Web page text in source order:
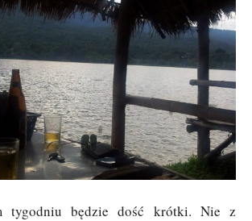
tygodniu będzie dość krótki. Nie z